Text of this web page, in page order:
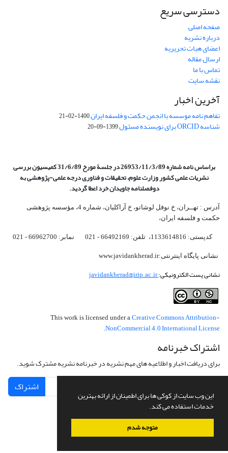
این وب سایت از کوکی ها برای اطمینان از ارائه بهترین
خدمات استفاده می کند.
متوجه شدم
دسترسی سریع
صفحه اصلی
درباره نشریه
اعضای هیات تحریریه
ارسال مقاله
تماس با ما
نقشه سایت
آخرین اخبار
تفاهم نامه موسسه با انجمن حکمت و فلسفه ایران1400-02-21
شناسه ORCID برای نویسنده مسئول 1399-09-20
براساس نامه شماره 26953/11/3/89 در جلسة مورخ 31/6/89 کمیسیون
بررسی
نشریات علمی کشور وزارت علوم، تحقیقات و فناوری درجه علمی‌-پژوهشیبه
دوفصلنامه جاویدان خرد اعطا گردید.
آدرس : تهــران، خ نوفل لوشاتو، خ آراکلیان، شماره 4،‌ مؤسسه پژوهشی
حکمت و فلسفه ایران،‌
کدپستی: 1133614816، تلفن: 66492169 - 021 نمابر: 66962700 - 021
نشانی پایگاه اینترنتی:www.javidankherad.ir
نشانی پست الکترونیکی:javidankherad@irip.ac.ir
This work is licensed under a Creative Commons Attribution-
NonCommercial 4.0 International License
اشتراک خبرنامه
برای دریافت اخبار و اطلاعیه های مهم نشریه در خبرنامه نشریه مشترک شوید.
اشتراک
سامانه مدیریت نشریات علمی.طراحی و پیاده سازی ازسیناوب